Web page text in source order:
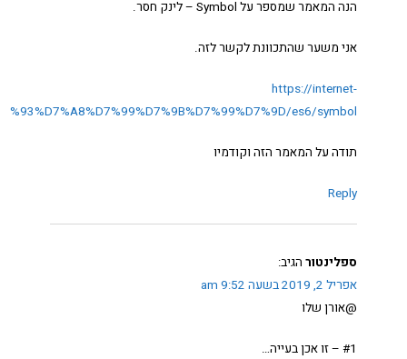
הנה המאמר שמספר על Symbol – לינק חסר.
אני משער שהתכוונת לקשר לזה.
https://internet-
es6/symbol/
תודה על המאמר הזה וקודמיו
Reply
ספלינטור הגיב:
אפריל 2, 2019 בשעה 9:52 am
@אורן שלו
#1 – זו אכן בעייה…